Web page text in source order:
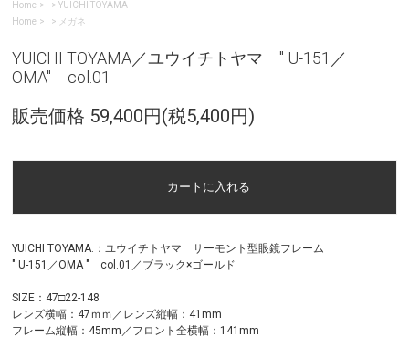
Home >YUICHI TOYAMA
Home
> メガネ
YUICHI TOYAMA／ユウイチトヤマ " U-151／
OMA" col.01
販売価格 59,400円(税5,400円)
YUICHI TOYAMA.：ユウイチトヤマ サーモント型眼鏡フレーム
" U-151／OMA " col.01／ブラック×ゴールド
SIZE：47□22-148
レンズ横幅：47ｍｍ／レンズ縦幅：41mm
フレーム縦幅：45mm／フロント全横幅：141mm